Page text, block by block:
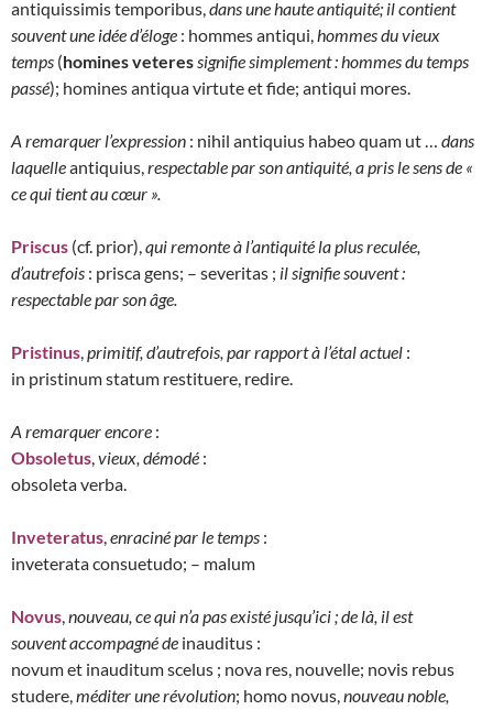
antiquissimis temporibus,dans une haute antiquité; il contient
souvent une idée d’éloge : hommes antiqui,hommes du vieux
temps (homines veteressignifie simplement : hommes du temps
passé); homines antiqua virtute et fide; antiqui mores.
A remarquer l’expression : nihil antiquius habeo quam ut … dans
laquelleantiquius,respectable par son antiquité, a pris le sens de «
ce qui tient au cœur ».
Priscus (cf. prior),qui remonte à l’antiquité la plus reculée,
d’autrefois : prisca gens; – severitas ; il signifie souvent :
respectable par son âge.
Pristinus,primitif, d’autrefois, par rapport à l’étal actuel :
in pristinum statum restituere, redire.
A remarquer encore :
Obsoletus,vieux, démodé :
obsoleta verba.
Inveteratus,enraciné par le temps :
inveterata consuetudo; – malum
Novus,nouveau, ce qui n’a pas existé jusqu’ici ; de là, il est
souvent accompagné de inauditus :
novum et inauditum scelus ; nova res, nouvelle; novis rebus
studere,méditer une révolution; homo novus,nouveau noble,